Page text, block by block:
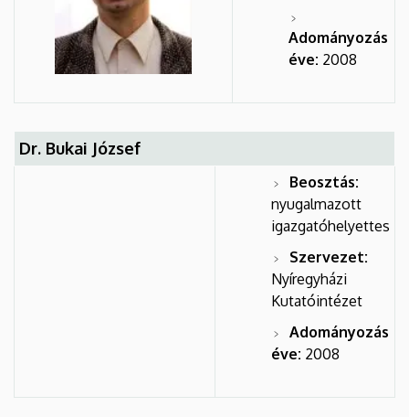
Adományozás
éve: 2008
Dr. Bukai József
Beosztás:
nyugalmazott
igazgatóhelyettes
Szervezet:
Nyíregyházi
Kutatóintézet
Adományozás
éve: 2008